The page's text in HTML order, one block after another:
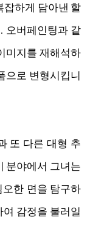
잡하게 담아낸 할
오버페인팅과 같
미지를 재해석하
으로 변형시킵니
또 다른 대형 추
분야에서 그녀는
한 면을 탐구하
감정을 불러일